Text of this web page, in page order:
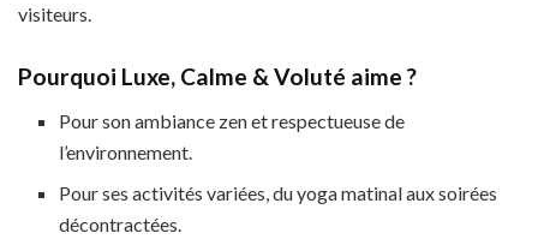
visiteurs.
Pourquoi Luxe, Calme & Voluté aime ?
Pour son ambiance zen et respectueuse de
l’environnement.
Pour ses activités variées, du yoga matinal aux soirées
décontractées.